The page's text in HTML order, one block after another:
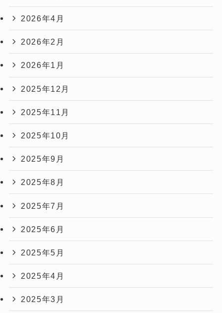
2026年4月
2026年2月
2026年1月
2025年12月
2025年11月
2025年10月
2025年9月
2025年8月
2025年7月
2025年6月
2025年5月
2025年4月
2025年3月